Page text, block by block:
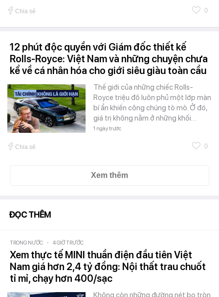
Chia sẻ 0
12 phút độc quyền với Giám đốc thiết kế
Rolls-Royce: Việt Nam và những chuyện chưa
kể về cá nhân hóa cho giới siêu giàu toàn cầu
Thế giới của những chiếc Rolls-
Royce triệu đô luôn phủ một lớp màn
bí ẩn khiến công chúng tò mò. Ở đó,
giá trị không nằm ở những khối…
1 ngày trước
Chia sẻ 0
Xem thêm
ĐỌC THÊM
TRONG NƯỚC - 4 GIỜ TRƯỚC
Xem thực tế MINI thuần điện đầu tiên Việt
Nam giá hơn 2,4 tỷ đồng: Nội thất trau chuốt
tỉ mỉ, chạy hơn 400/sạc
Không còn những đường nét bo tròn